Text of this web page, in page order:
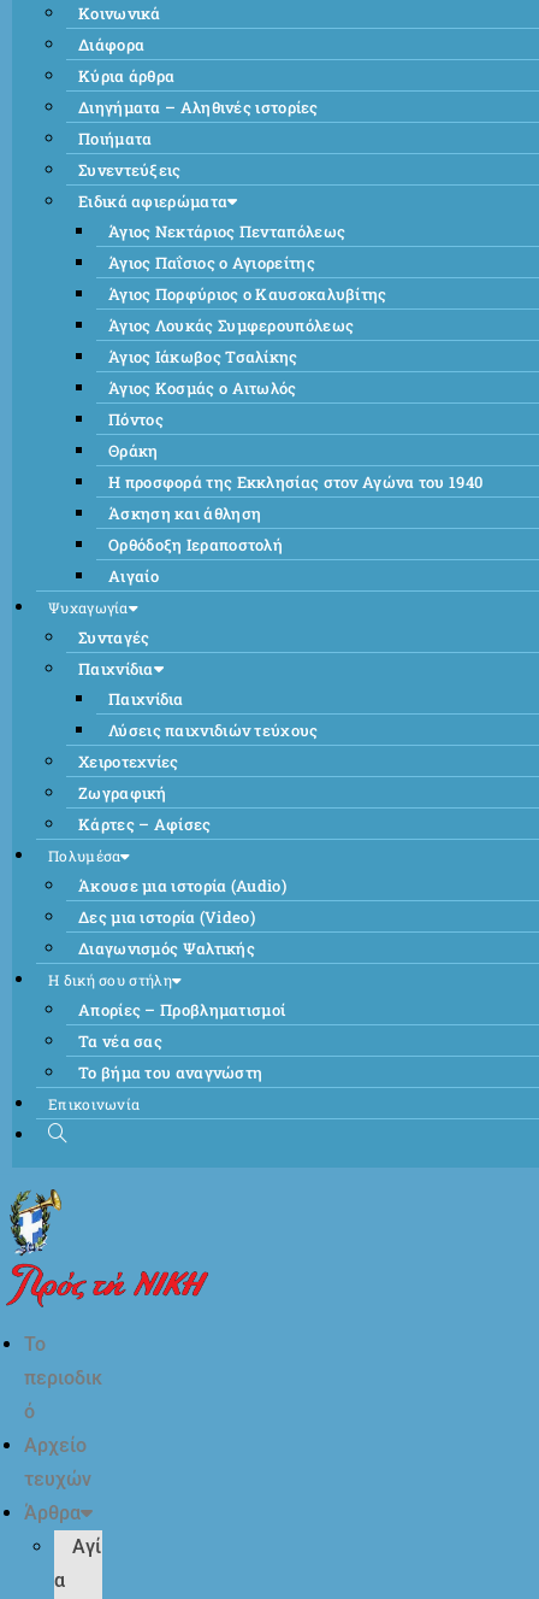
Κοινωνικά
Διάφορα
Κύρια άρθρα
Διηγήματα – Αληθινές ιστορίες
Ποιήματα
Συνεντεύξεις
Ειδικά αφιερώματα
Άγιος Νεκτάριος Πενταπόλεως
Άγιος Παΐσιος ο Αγιορείτης
Άγιος Πορφύριος ο Καυσοκαλυβίτης
Άγιος Λουκάς Συμφερουπόλεως
Άγιος Ιάκωβος Τσαλίκης
Άγιος Κοσμάς ο Αιτωλός
Πόντος
Θράκη
Η προσφορά της Εκκλησίας στον Αγώνα του 1940
Άσκηση και άθληση
Ορθόδοξη Ιεραποστολή
Αιγαίο
Ψυχαγωγία
Συνταγές
Παιχνίδια
Παιχνίδια
Λύσεις παιχνιδιών τεύχους
Χειροτεχνίες
Ζωγραφική
Κάρτες – Αφίσες
Πολυμέσα
Άκουσε μια ιστορία (Audio)
Δες μια ιστορία (Video)
Διαγωνισμός Ψαλτικής
Η δική σου στήλη
Απορίες – Προβληματισμοί
Τα νέα σας
Το βήμα του αναγνώστη
Επικοινωνία
Το
περιοδικ
ό
Αρχείο
τευχών
Άρθρα
Αγί
α